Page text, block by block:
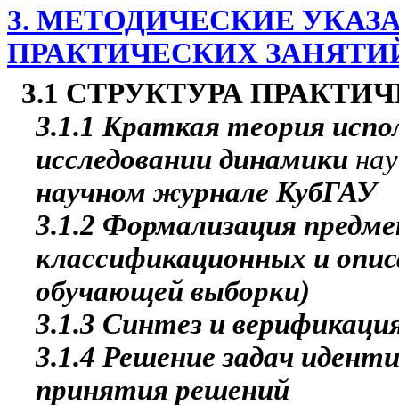
3. МЕТОДИЧЕСКИЕ
ПРАКТИЧЕСКИХ
3.1 СТРУКТУРА
3.1.1 Краткая теория
исследовании динамики
научном журнале КубГАУ
3.1.2 Формализация
классификационных и
обучающей выборки)
3.1.3 Синтез и
3.1.4 Решение задач
принятия решений